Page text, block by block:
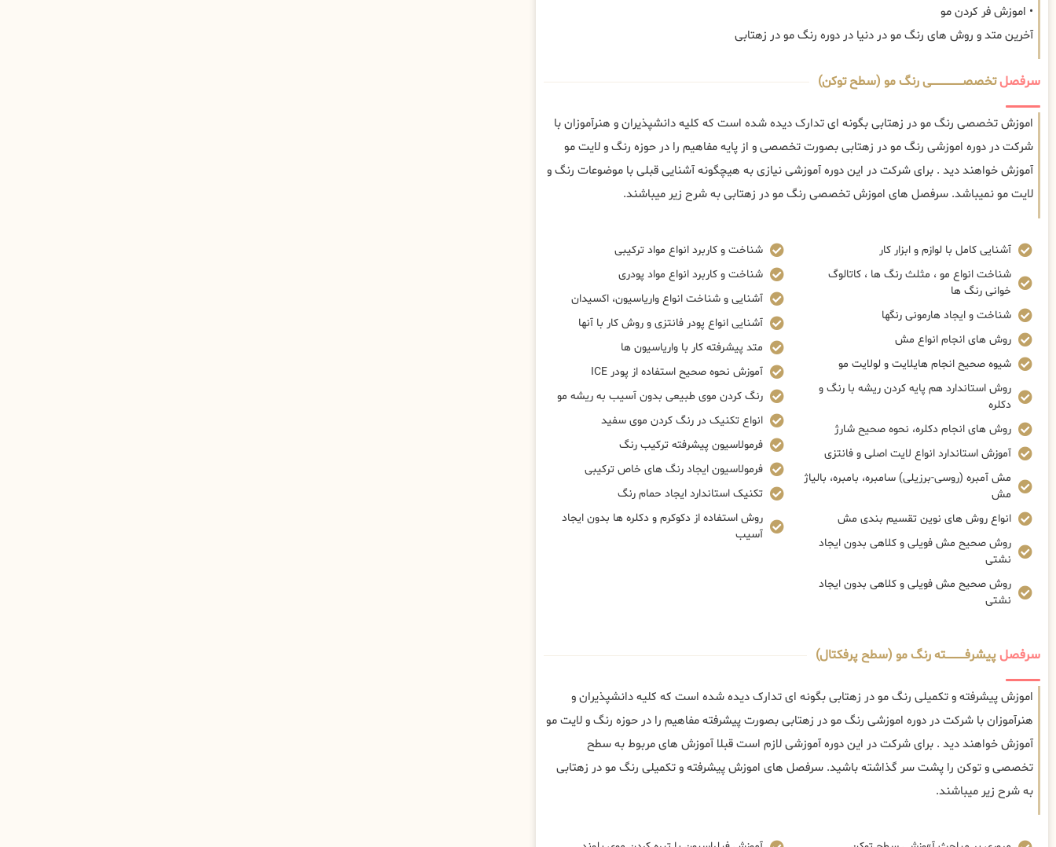
• اموزش فر کردن مو
آخرین متد و روش های رنگ مو در دنیا در دوره رنگ مو در زهتابی
سرفصلتخصصــــــــــــــــــــی رنگ مو (سطح توکن)
اموزش تخصصی رنگ مو در زهتابی بگونه ای تدارک دیده شده است که کلیه دانشپذیران و هنرآموزان با
شرکت در دوره اموزشی رنگ مو در زهتابی بصورت تخصصی و از پایه مفاهیم را در حوزه رنگ و لایت مو
آموزش خواهند دید . برای شرکت در این دوره آموزشی نیازی به هیچگونه آشنایی قبلی با موضوعات رنگ و
لایت مو نمیباشد. سرفصل های اموزش تخصصی رنگ مو در زهتابی به شرح زیر میباشند.
آشنایی کامل با لوازم و ابزار کار
شناخت انواع مو ، مثلث رنگ ها ، کاتالوگ
خوانی رنگ ها
شناخت و ایجاد هارمونی رنگها
روش های انجام انواع مش
شیوه صحیح انجام هایلایت و لولایت مو
روش استاندارد هم پایه کردن ریشه با رنگ و
دکلره
روش های انجام دکلره، نحوه صحیح شارژ
آموزش استاندارد انواع لایت اصلی و فانتزی
مش آمبره (روسی-برزیلی) سامبره، بامبره، بالیاژ
مش
انواع روش های نوین تقسیم بندی مش
روش صحیح مش فویلی و کلاهی بدون ایجاد
نشتی
روش صحیح مش فویلی و کلاهی بدون ایجاد
نشتی
شناخت و کاربرد انواع مواد ترکیبی
شناخت و کاربرد انواع مواد پودری
آشنایی و شناخت انواع واریاسیون، اکسیدان
آشنایی انواع پودر فانتزی و روش کار با آنها
متد پیشرفته کار با واریاسیون ها
آموزش نحوه صحیح استفاده از پودر ICE
رنگ کردن موی طبیعی بدون آسیب به ریشه مو
انواع تکنیک در رنگ کردن موی سفید
فرمولاسیون پیشرفته ترکیب رنگ
فرمولاسیون ایجاد رنگ های خاص ترکیبی
تکنیک استاندارد ایجاد حمام رنگ
روش استفاده از دکوکرم و دکلره ها بدون ایجاد
آسیب
سرفصلپیشرفــــــــــــته رنگ مو (سطح پرفکتال)
اموزش پیشرفته و تکمیلی رنگ مو در زهتابی بگونه ای تدارک دیده شده است که کلیه دانشپذیران و
هنرآموزان با شرکت در دوره اموزشی رنگ مو در زهتابی بصورت پیشرفته مفاهیم را در حوزه رنگ و لایت مو
آموزش خواهند دید . برای شرکت در این دوره آموزشی لازم است قبلا آموزش های مربوط به سطح
تخصصی و توکن را پشت سر گذاشته باشید. سرفصل های اموزش پیشرفته و تکمیلی رنگ مو در زهتابی
به شرح زیر میباشند.